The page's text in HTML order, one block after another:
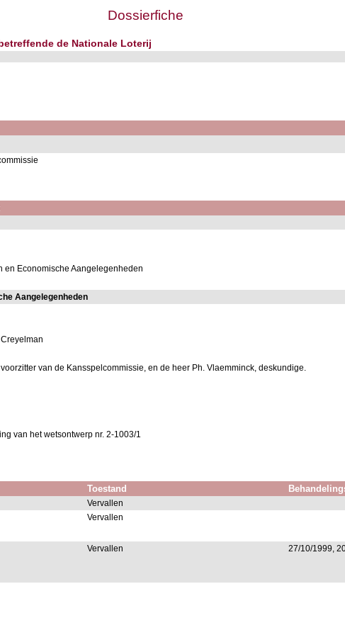
Dossierfiche
de Nationale Loterij
en Economische Aangelegenheden
Aangelegenheden
van de Kansspelcommissie, en de heer Ph. Vlaemminck, deskundige.
van het wetsontwerp nr. 2-1003/1
Toestand
Vervallen
Vervallen
Vervallen 27/10/1999,